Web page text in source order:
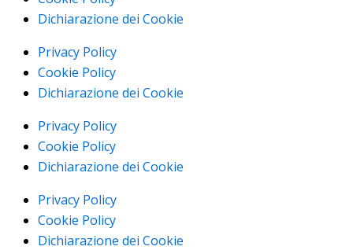
Dichiarazione dei Cookie
Privacy Policy
Cookie Policy
Dichiarazione dei Cookie
Privacy Policy
Cookie Policy
Dichiarazione dei Cookie
Privacy Policy
Cookie Policy
Dichiarazione dei Cookie